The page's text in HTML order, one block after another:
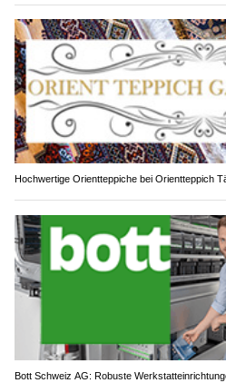
Hochwertige Orientteppiche bei Orientteppich
Bott Schweiz AG: Robuste